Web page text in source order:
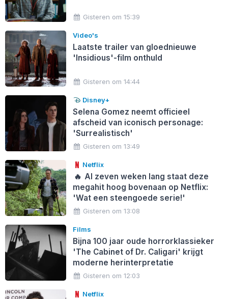
Gisteren om 15:39
Video's
Laatste trailer van gloednieuwe
'Insidious'-film onthuld
Gisteren om 14:44
Disney+
Selena Gomez neemt officieel
afscheid van iconisch personage:
'Surrealistisch'
Gisteren om 13:49
Netflix
🔥 Al zeven weken lang staat deze
megahit hoog bovenaan op Netflix:
'Wat een steengoede serie!'
Gisteren om 13:08
Films
Bijna 100 jaar oude horrorklassieker
'The Cabinet of Dr. Caligari' krijgt
moderne herinterpretatie
Gisteren om 12:03
Netflix